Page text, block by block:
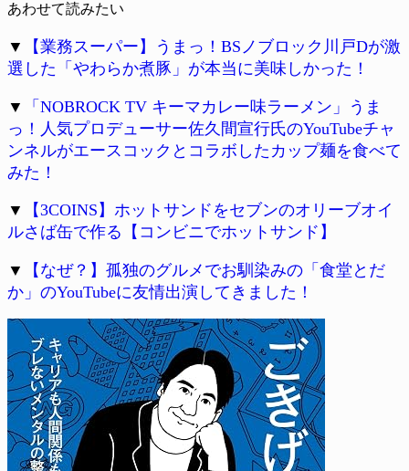
あわせて読みたい
▼
【業務スーパー】うまっ！BSノブロック川戸Dが激
選した「やわらか煮豚」が本当に美味しかった！
▼
「NOBROCK TV キーマカレー味ラーメン」うま
っ！人気プロデューサー佐久間宣行氏のYouTubeチャ
ンネルがエースコックとコラボしたカップ麺を食べて
みた！
▼
【3COINS】ホットサンドをセブンのオリーブオイ
ルさば缶で作る【コンビニでホットサンド】
▼
【なぜ？】孤独のグルメでお馴染みの「食堂とだ
か」のYouTubeに友情出演してきました！